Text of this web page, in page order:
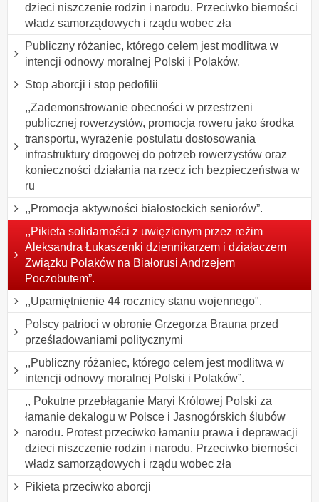
dzieci niszczenie rodzin i narodu. Przeciwko bierności
władz samorządowych i rządu wobec zła
Publiczny różaniec, którego celem jest modlitwa w
intencji odnowy moralnej Polski i Polaków.
Stop aborcji i stop pedofilii
,,Zademonstrowanie obecności w przestrzeni
publicznej rowerzystów, promocja roweru jako środka
transportu, wyrażenie postulatu dostosowania
infrastruktury drogowej do potrzeb rowerzystów oraz
konieczności działania na rzecz ich bezpieczeństwa w
ru
,,Promocja aktywności białostockich seniorów”.
,,Pikieta solidarności z uwięzionym przez reżim
Aleksandra Łukaszenki dziennikarzem i działaczem
Związku Polaków na Białorusi Andrzejem
Poczobutem”.
,,Upamiętnienie 44 rocznicy stanu wojennego".
Polscy patrioci w obronie Grzegorza Brauna przed
prześladowaniami politycznymi
,,Publiczny różaniec, którego celem jest modlitwa w
intencji odnowy moralnej Polski i Polaków”.
,, Pokutne przebłaganie Maryi Królowej Polski za
łamanie dekalogu w Polsce i Jasnogórskich ślubów
narodu. Protest przeciwko łamaniu prawa i deprawacji
dzieci niszczenie rodzin i narodu. Przeciwko bierności
władz samorządowych i rządu wobec zła
Pikieta przeciwko aborcji